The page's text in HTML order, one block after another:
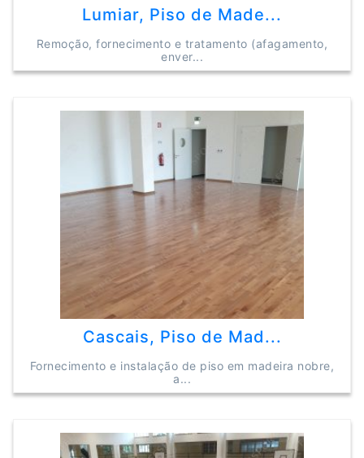
Lumiar, Piso de Made...
Remoção, fornecimento e tratamento (afagamento,
enver...
Cascais, Piso de Mad...
Fornecimento e instalação de piso em madeira nobre,
a...